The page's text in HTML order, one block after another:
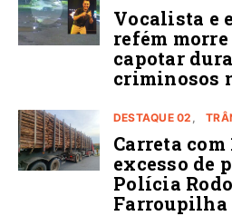
Vocalista e
refém
capotar
criminosos
DESTAQUE 02
Carreta com
excesso de
Polícia
Farroupilha